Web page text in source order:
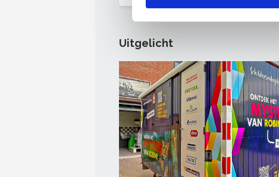
Uitgelicht